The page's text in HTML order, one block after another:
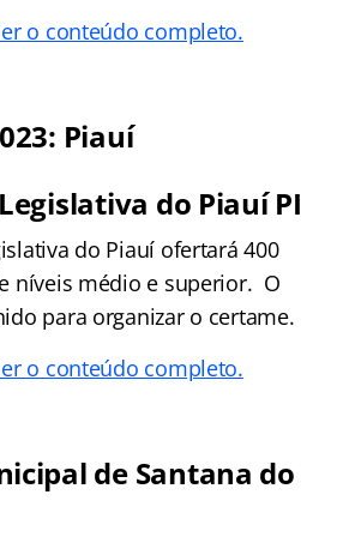
o conteúdo completo.
Piauí
do Piauí PI
do Piauí ofertará 400
níveis médio e superior. O
para organizar o certame.
o conteúdo completo.
de Santana do